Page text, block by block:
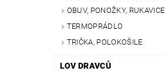
OBUV, PONOŽKY, RUKAVICE
TERMOPRÁDLO
TRIČKA, POLOKOŠILE
LOV DRAVCŮ